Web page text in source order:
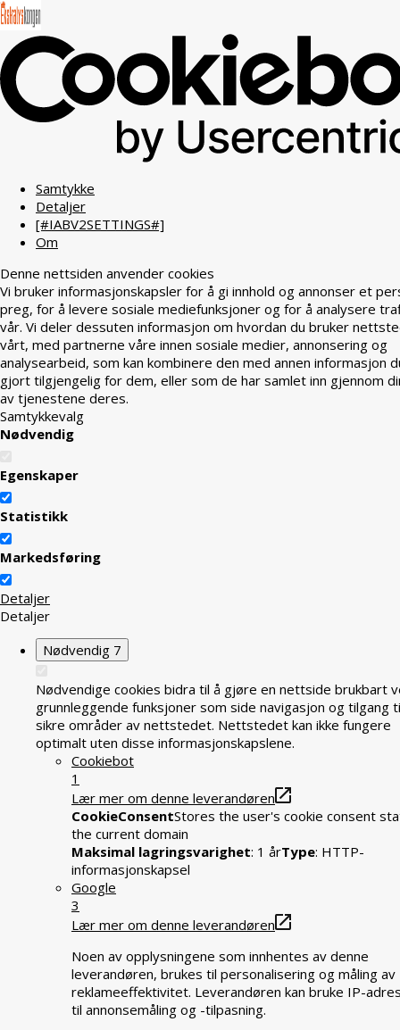
Samtykke
Detaljer
[#IABV2SETTINGS#]
Om
Denne nettsiden anvender cookies
Vi bruker informasjonskapsler for å gi innhold og annonser et
preg, for å levere sosiale mediefunksjoner og for å analysere
vår. Vi deler dessuten informasjon om hvordan du bruker
vårt, med partnerne våre innen sosiale medier, annonsering og
analysearbeid, som kan kombinere den med annen informasjon
gjort tilgjengelig for dem, eller som de har samlet inn gjennom
av tjenestene deres.
Samtykkevalg
Nødvendig
Egenskaper
Statistikk
Markedsføring
Detaljer
Detaljer
Nødvendig 7
Nødvendige cookies bidra til å gjøre en nettside brukbart
grunnleggende funksjoner som side navigasjon og tilgang
sikre områder av nettstedet. Nettstedet kan ikke fungere
optimalt uten disse informasjonskapslene.
Cookiebot
1
Lær mer om denne leverandøren
CookieConsentStores the user's cookie consent
the current domain
Maksimal lagringsvarighet: 1 årType: HTTP-
informasjonskapsel
Google
3
Lær mer om denne leverandøren
Noen av opplysningene som innhentes av denne
leverandøren, brukes til personalisering og måling av
reklameeffektivitet. Leverandøren kan bruke IP-
til annonsemåling og -tilpasning.